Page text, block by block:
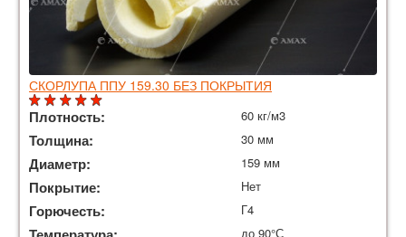
СКОРЛУПА ППУ 159.30 БЕЗ ПОКРЫТИЯ
Плотность: 60 кг/м3
Толщина: 30 мм
Диаметр: 159 мм
Покрытие: Нет
Горючесть: Г4
до 90°С